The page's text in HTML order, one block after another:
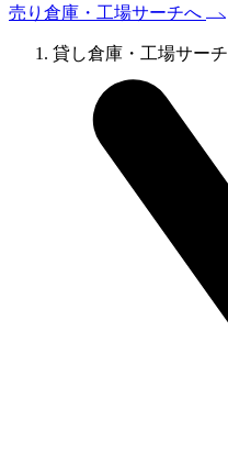
売り倉庫・工場サーチへ
貸し倉庫・工場サーチ